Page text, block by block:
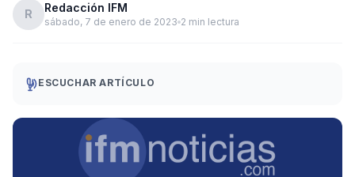
R Redacción IFM
sábado, 7 de enero de 2023 2 min lectura
ESCUCHAR ARTÍCULO